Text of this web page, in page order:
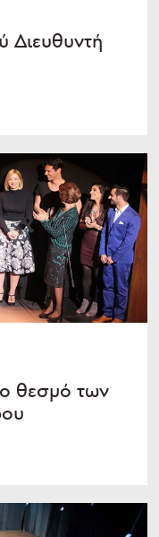
Διευθυντή
θεσμό των